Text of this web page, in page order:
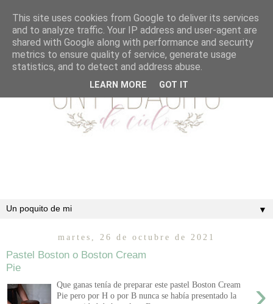
▼
martes, 26 de octubre de 2021
Pastel Boston o Boston Cream
Pie
Que ganas tenía de preparar este pastel Boston Cream
Pie pero por H o por B nunca se había presentado la
This site uses cookies from Google to deliver its services
and to analyze traffic. Your IP address and user-agent are
shared with Google along with performance and security
metrics to ensure quality of service, generate usage
statistics, and to detect and address abuse.
LEARN MORE GOT IT